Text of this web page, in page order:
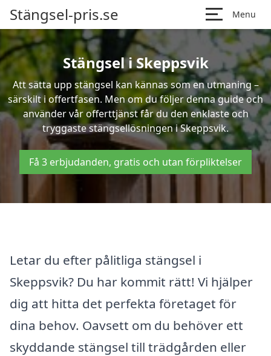
Stängsel-pris.se Menu
Stängsel i Skeppsvik
Att sätta upp stängsel kan kännas som en utmaning –
särskilt i offertfasen. Men om du följer denna guide och
använder vår offerttjänst får du den enklaste och
tryggaste stängsellösningen i Skeppsvik.
Få 3 erbjudanden, gratis och utan förpliktelser
Letar du efter pålitliga stängsel i
Skeppsvik? Du har kommit rätt! Vi hjälper
dig att hitta det perfekta företaget för
dina behov. Oavsett om du behöver ett
skyddande stängsel till trädgården eller